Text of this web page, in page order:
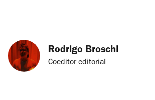
Rodrigo Broschi
Coeditor editorial